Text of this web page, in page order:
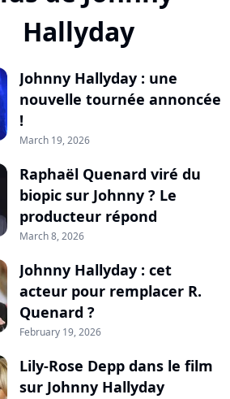
Hallyday
Johnny Hallyday : une
nouvelle tournée annoncée
!
March 19, 2026
Raphaël Quenard viré du
biopic sur Johnny ? Le
producteur répond
March 8, 2026
Johnny Hallyday : cet
acteur pour remplacer R.
Quenard ?
February 19, 2026
Lily-Rose Depp dans le film
sur Johnny Hallyday